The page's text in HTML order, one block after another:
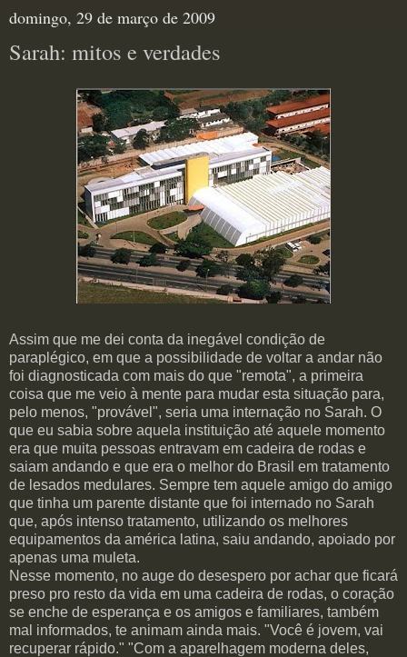
domingo, 29 de março de 2009
Sarah: mitos e verdades
Assim que me dei conta da inegável condição de
paraplégico, em que a possibilidade de voltar a andar não
foi diagnosticada com mais do que "remota", a primeira
coisa que me veio à mente para mudar esta situação para,
pelo menos, "provável", seria uma internação no Sarah. O
que eu sabia sobre aquela instituição até aquele momento
era que muita pessoas entravam em cadeira de rodas e
saiam andando e que era o melhor do Brasil em tratamento
de lesados medulares. Sempre tem aquele amigo do amigo
que tinha um parente distante que foi internado no Sarah
que, após intenso tratamento, utilizando os melhores
equipamentos da américa latina, saiu andando, apoiado por
apenas uma muleta.
Nesse momento, no auge do desespero por achar que ficará
preso pro resto da vida em uma cadeira de rodas, o coração
se enche de esperança e os amigos e familiares, também
mal informados, te animam ainda mais. "Você é jovem, vai
recuperar rápido." "Com a aparelhagem moderna deles,